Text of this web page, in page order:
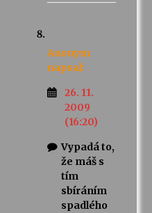
Anonym
napsal:
26. 11.
2009
(16:20)
Vypadá to,
že máš s
tím
sbíráním
spadlého